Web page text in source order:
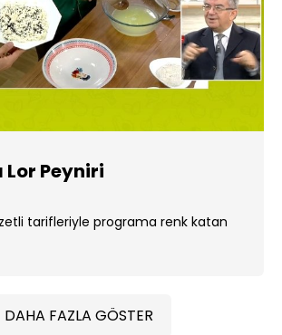
Lor Peyniri
tarifleriyle programa renk katan
DAHA FAZLA GÖSTER